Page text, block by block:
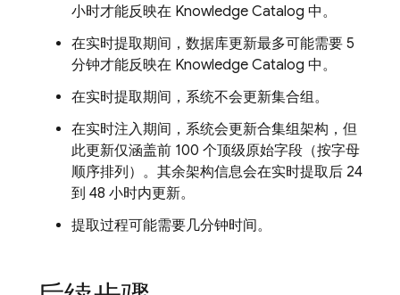
小时才能反映在 Knowledge Catalog 中。
在实时提取期间，数据库更新最多可能需要 5
分钟才能反映在 Knowledge Catalog 中。
在实时提取期间，系统不会更新集合组。
在实时注入期间，系统会更新合集组架构，但
此更新仅涵盖前 100 个顶级原始字段（按字母
顺序排列）。其余架构信息会在实时提取后 24
到 48 小时内更新。
提取过程可能需要几分钟时间。